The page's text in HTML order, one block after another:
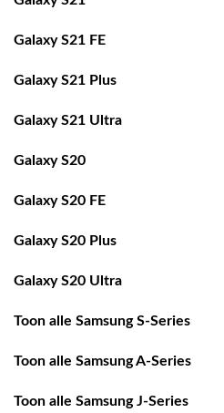
Galaxy S21 FE
Galaxy S21 Plus
Galaxy S21 Ultra
Galaxy S20
Galaxy S20 FE
Galaxy S20 Plus
Galaxy S20 Ultra
Toon alle Samsung S-Series
Toon alle Samsung A-Series
Toon alle Samsung J-Series